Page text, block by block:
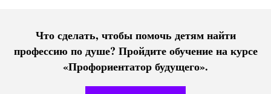
Что сделать, чтобы помочь детям найти
профессию по душе? Пройдите обучение на курсе
«Профориентатор будущего».